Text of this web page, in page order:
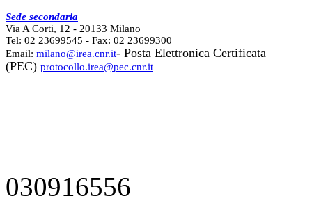
Sede secondaria
Via A Corti, 12 - 20133 Milano
Tel: 02 23699545 - Fax: 02 23699300
Email: milano@irea.cnr.it- Posta Elettronica Certificata
(PEC) protocollo.irea@pec.cnr.it
030916556